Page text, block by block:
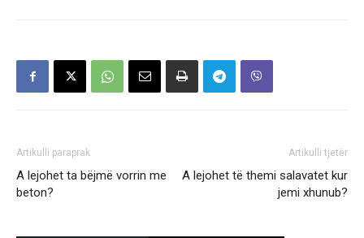
Artikulli paraprak
A lejohet ta bëjmë vorrin me
beton?
Artikulli tjetër
A lejohet të themi salavatet kur
jemi xhunub?